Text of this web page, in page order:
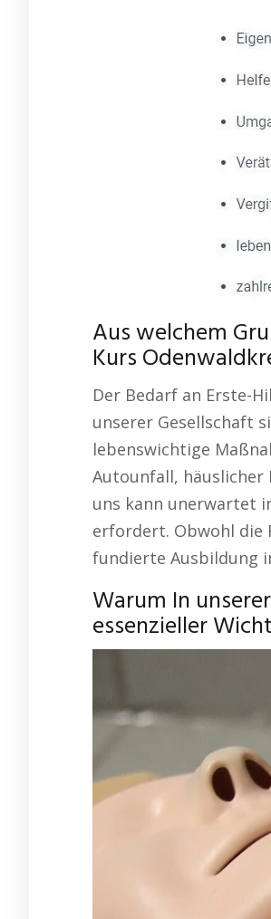
Aus welchem
Kurs
Der Bedarf an Erste-
unserer Gesellschaft
lebenswichtige
Autounfall, häuslicher
uns kann unerwartet
erfordert. Obwohl die
fundierte Ausbildung
Warum In
essenzieller